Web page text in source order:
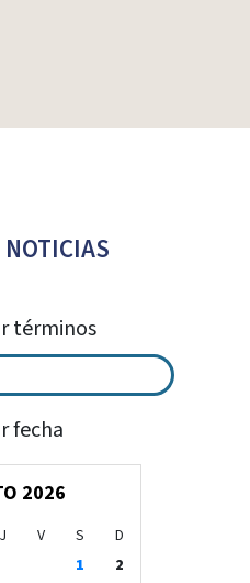
términos
fecha
2026
J V S
D
1
2